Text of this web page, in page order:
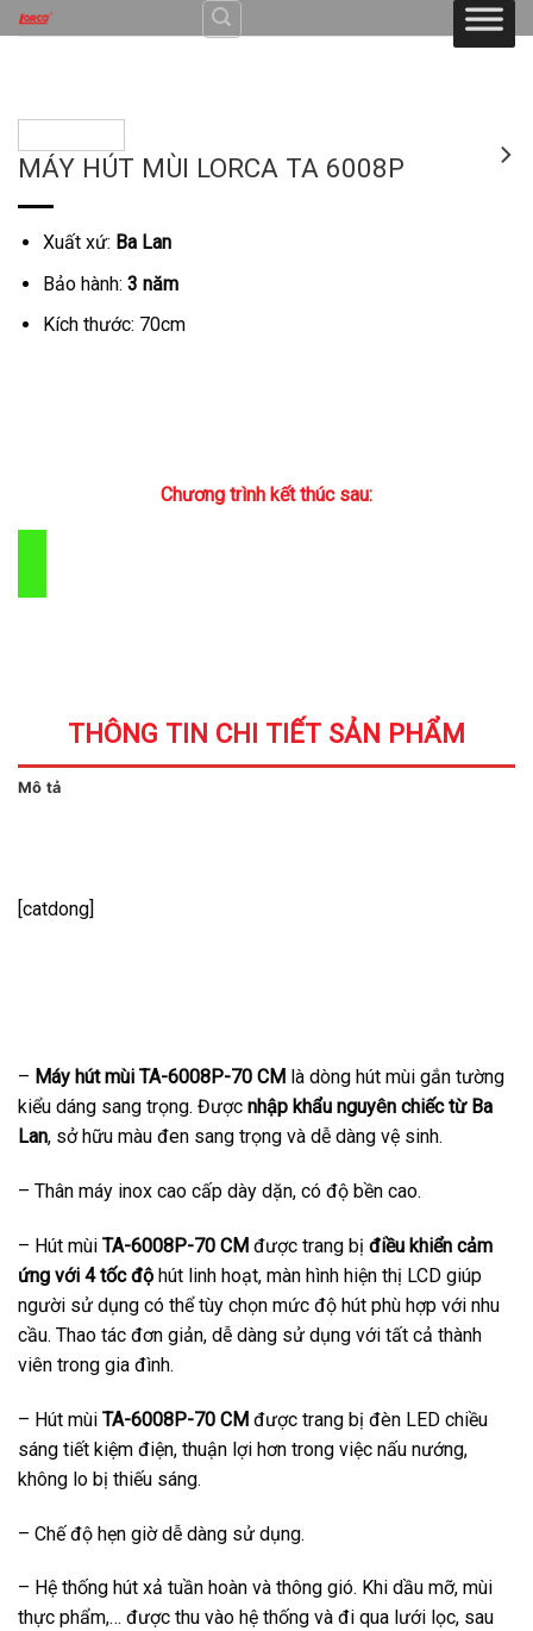
Skip
to
MÁY HÚT MÙI LORCA TA 6008P
Xuất xứ: Ba Lan
Bảo hành: 3 năm
Kích thước: 70cm
Chương trình kết thúc sau:
THÔNG TIN CHI TIẾT SẢN PHẨM
Mô tả
[catdong]
– Máy hút mùi TA-6008P-70 CM là dòng hút mùi gắn tường
kiểu dáng sang trọng. Được nhập khẩu nguyên chiếc từ Ba
Lan, sở hữu màu đen sang trọng và dễ dàng vệ sinh.
– Thân máy inox cao cấp dày dặn, có độ bền cao.
– Hút mùi TA-6008P-70 CM được trang bị điều khiển cảm
ứng với 4 tốc độ hút linh hoạt, màn hình hiện thị LCD giúp
người sử dụng có thể tùy chọn mức độ hút phù hợp với nhu
cầu. Thao tác đơn giản, dễ dàng sử dụng với tất cả thành
viên trong gia đình.
– Hút mùi TA-6008P-70 CM được trang bị đèn LED chiều
sáng tiết kiệm điện, thuận lợi hơn trong việc nấu nướng,
không lo bị thiếu sáng.
– Chế độ hẹn giờ dễ dàng sử dụng.
– Hệ thống hút xả tuần hoàn và thông gió. Khi dầu mỡ, mùi
thực phẩm,… được thu vào hệ thống và đi qua lưới lọc, sau